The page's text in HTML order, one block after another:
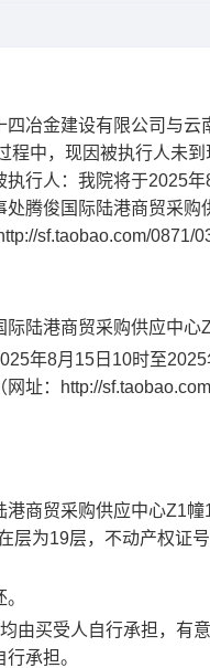
四冶金建设有限公司与
程中，现因被执行人未到
执行人 ：我院将于2025
处腾俊国际陆港商贸采购
sf.taobao.com/0871/
际陆港商贸采购供应中心
年8月15日10时至
址：
http://
港商贸采购供应中心Z1幢
层为19层， 不动产权证
由买受人自行承担，
承担。